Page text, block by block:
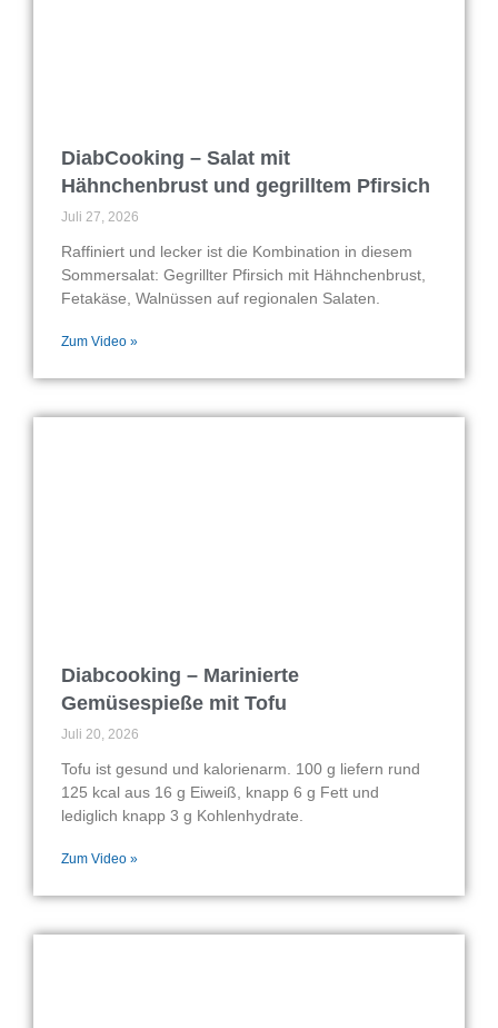
DiabCooking – Salat mit
Hähnchenbrust und gegrilltem Pfirsich
Juli 27, 2026
Raffiniert und lecker ist die Kombination in diesem
Sommersalat: Gegrillter Pfirsich mit Hähnchenbrust,
Fetakäse, Walnüssen auf regionalen Salaten.
Zum Video »
Diabcooking – Marinierte
Gemüsespieße mit Tofu
Juli 20, 2026
Tofu ist gesund und kalorienarm. 100 g liefern rund
125 kcal aus 16 g Eiweiß, knapp 6 g Fett und
lediglich knapp 3 g Kohlenhydrate.
Zum Video »